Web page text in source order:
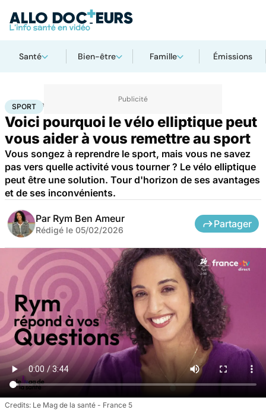
Santé Bien-être Famille Émissions
AccueilBien-être Sport
SPORT
Voici pourquoi le vélo elliptique peut
vous aider à vous remettre au sport
Vous songez à reprendre le sport, mais vous ne savez
pas vers quelle activité vous tourner ? Le vélo elliptique
peut être une solution. Tour d'horizon de ses avantages
et de ses inconvénients.
Par Rym Ben Ameur
Rédigé le 05/02/2026
Partager
Le Mag de la santé - France 5